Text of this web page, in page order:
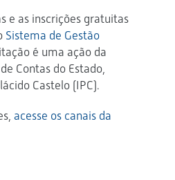
e as inscrições gratuitas
Sistema de Gestão
é uma ação da
Contas do Estado,
Castelo (IPC).
acesse os canais da